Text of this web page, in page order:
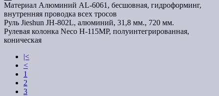
Материал Алюминий AL-6061, бесшовная, гидроформинг,
внутренняя проводка всех тросов
Руль Jieshun JH-802L, алюминий, 31,8 мм., 720 мм.
Рулевая колонка Neco H-115MP, полуинтегрированная,
коническая
|<
<
1
2
3